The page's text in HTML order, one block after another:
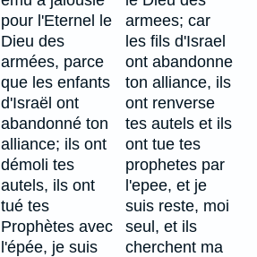
pour l'Eternel le
Dieu des
armées, parce
que les enfants
d'Israël ont
abandonné ton
alliance; ils ont
démoli tes
autels, ils ont
tué tes
Prophètes avec
l'épée, je suis
armees; car
les fils d'Israel
ont abandonne
ton alliance, ils
ont renverse
tes autels et ils
ont tue tes
prophetes par
l'epee, et je
suis reste, moi
seul, et ils
cherchent ma